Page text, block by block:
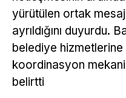
yürütülen ortak
ayrıldığını duyurdu.
belediye
koordinasyon
belirtti